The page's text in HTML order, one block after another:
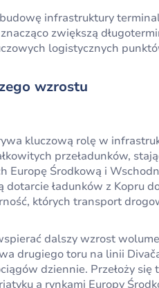
infrastruktury
zwiększą
logistycznych
wzrostu
kluczową rolę w
przeładunków,
Europę Środkową i
dotarcie ładunków z Kopru
których transport
dalszy wzrost
drugiego toru na linii
dziennie. Przełoży
a rynkami Europy